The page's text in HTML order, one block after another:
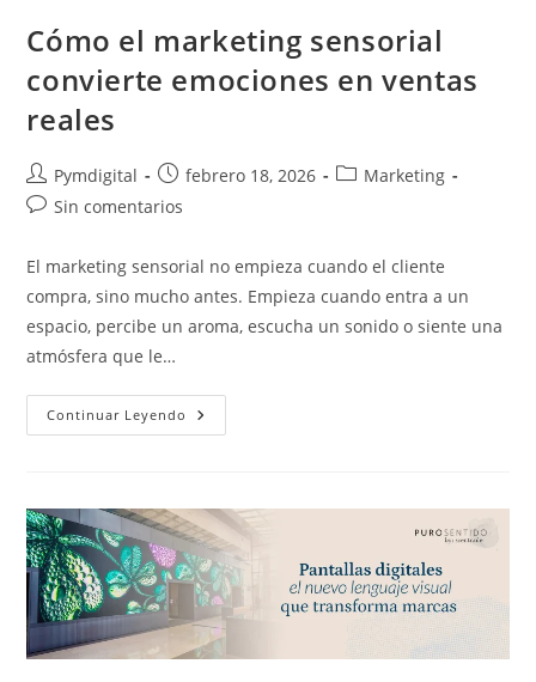
Cómo el marketing sensorial
convierte emociones en ventas
reales
Pymdigital febrero 18, 2026
Marketing
Sin comentarios
El marketing sensorial no empieza cuando el cliente
compra, sino mucho antes. Empieza cuando entra a un
espacio, percibe un aroma, escucha un sonido o siente una
atmósfera que le…
Continuar Leyendo